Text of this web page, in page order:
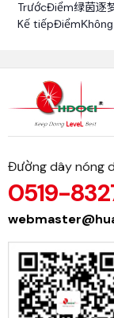
TrướcĐiểm绿茵逐
Kế tiếpĐiểm
Đường dây nóng
0519-